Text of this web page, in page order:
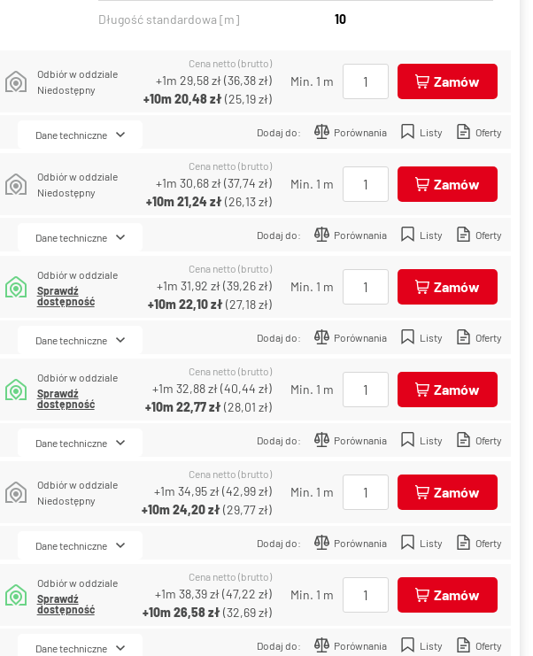
Długość standardowa [m] 10
Odbiór w oddziale
Niedostępny
Cena netto (brutto)
+1m 29,58 zł(36,38 zł)
+10m20,48 zł(25,19 zł)
Min. 1 m Zamów
Dodaj do: Porównania Listy Oferty
Dane techniczne
Odbiór w oddziale
Niedostępny
Cena netto (brutto)
+1m 30,68 zł(37,74 zł)
+10m21,24 zł(26,13 zł)
Min. 1 m Zamów
Dodaj do: Porównania Listy Oferty
Dane techniczne
Odbiór w oddziale
Sprawdź
dostępność
Cena netto (brutto)
+1m 31,92 zł(39,26 zł)
+10m22,10 zł(27,18 zł)
Min. 1 m Zamów
Dodaj do: Porównania Listy Oferty
Dane techniczne
Odbiór w oddziale
Sprawdź
dostępność
Cena netto (brutto)
+1m 32,88 zł(40,44 zł)
+10m22,77 zł(28,01 zł)
Min. 1 m Zamów
Dodaj do: Porównania Listy Oferty
Dane techniczne
Odbiór w oddziale
Niedostępny
Cena netto (brutto)
+1m 34,95 zł(42,99 zł)
+10m24,20 zł(29,77 zł)
Min. 1 m Zamów
Dodaj do: Porównania Listy Oferty
Dane techniczne
Odbiór w oddziale
Sprawdź
dostępność
Cena netto (brutto)
+1m 38,39 zł(47,22 zł)
+10m26,58 zł(32,69 zł)
Min. 1 m Zamów
Dodaj do: Porównania Listy Oferty
Dane techniczne